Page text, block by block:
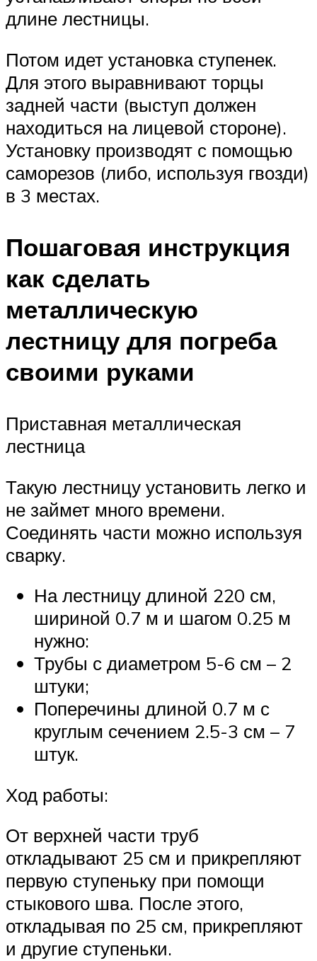
длине лестницы.
Потом идет установка ступенек.
Для этого выравнивают торцы
задней части (выступ должен
находиться на лицевой стороне).
Установку производят с помощью
саморезов (либо, используя гвозди)
в 3 местах.
Пошаговая инструкция
как сделать
металлическую
лестницу для погреба
своими руками
Приставная металлическая
лестница
Такую лестницу установить легко и
не займет много времени.
Соединять части можно используя
сварку.
На лестницу длиной 220 см,
шириной 0.7 м и шагом 0.25 м
нужно:
Трубы с диаметром 5-6 см – 2
штуки;
Поперечины длиной 0.7 м с
круглым сечением 2.5-3 см – 7
штук.
Ход работы:
От верхней части труб
откладывают 25 см и прикрепляют
первую ступеньку при помощи
стыкового шва. После этого,
откладывая по 25 см, прикрепляют
и другие ступеньки.